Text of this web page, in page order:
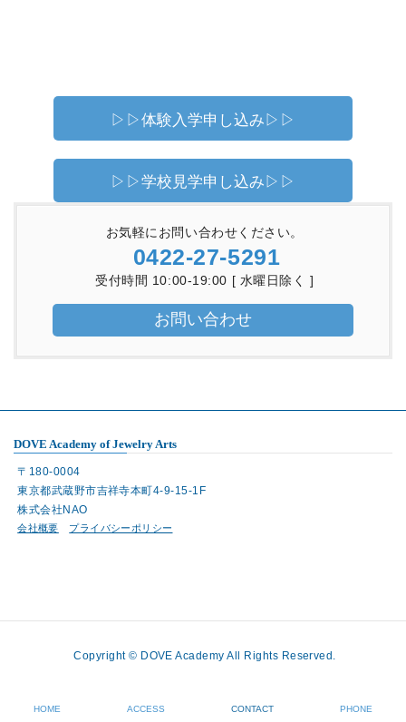
▷▷体験入学申し込み▷▷
▷▷学校見学申し込み▷▷
お気軽にお問い合わせください。
0422-27-5291
受付時間 10:00-19:00 [ 水曜日除く ]
お問い合わせ
DOVE Academy of Jewelry Arts
〒180-0004
東京都武蔵野市吉祥寺本町4-9-15-1F
株式会社NAO
会社概要 プライバシーポリシー
Copyright © DOVE Academy All Rights Reserved.
HOME ACCESS CONTACT PHONE